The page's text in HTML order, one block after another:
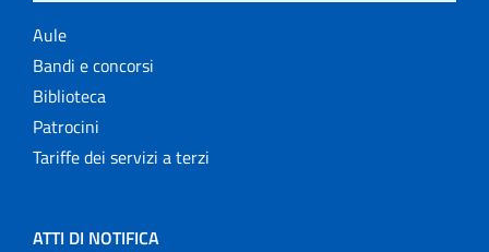
Aule
Bandi e concorsi
Biblioteca
Patrocini
Tariffe dei servizi a terzi
ATTI DI NOTIFICA